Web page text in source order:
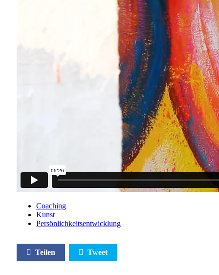
Coaching
Kunst
Persönlichkeitsentwicklung
Teilen Tweet